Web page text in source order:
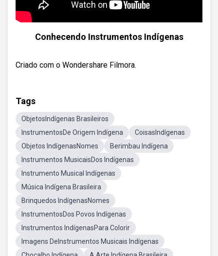
Conhecendo Instrumentos Indígenas
Criado com o Wondershare Filmora.
Tags
ObjetosIndígenas Brasileiros
InstrumentosDe Origem Indígena
CoisasIndígenas
Objetos IndígenasNomes
Berimbau Indígena
Instrumentos MusicaisDos Indígenas
Instrumento Musical Indígenas
Música Indígena Brasileira
Brinquedos IndígenasNomes
InstrumentosDos Povos Indígenas
Instrumentos IndígenasPara Colorir
Imagens DeInstrumentos Musicais Indígenas